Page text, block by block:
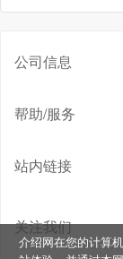
介绍网在您的计算
公司信息
帮助/服务
站内链接
关注我们